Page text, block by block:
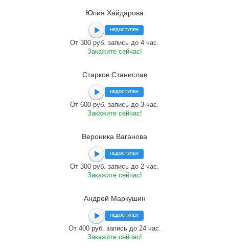
Юлия Хайдарова
НЕДОСТУПЕН
От 300 руб. запись до 4 час.
Закажите сейчас!
Старков Станислав
НЕДОСТУПЕН
От 600 руб. запись до 3 час.
Закажите сейчас!
Вероника Ваганова
НЕДОСТУПЕН
От 300 руб. запись до 2 час.
Закажите сейчас!
Андрей Маркушин
НЕДОСТУПЕН
От 400 руб. запись до 24 час.
Закажите сейчас!